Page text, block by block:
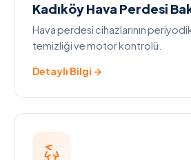
Kadıköy Hava Perdesi
Hava perdesi cihazlarının
temizliği ve motor kontrolü.
Detaylı Bilgi →